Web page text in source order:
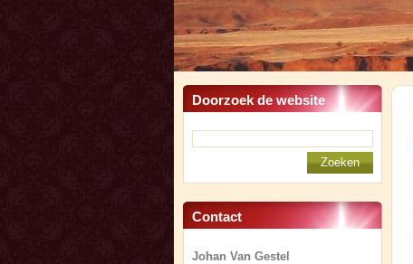
Doorzoek de website
Contact
Johan Van Gestel